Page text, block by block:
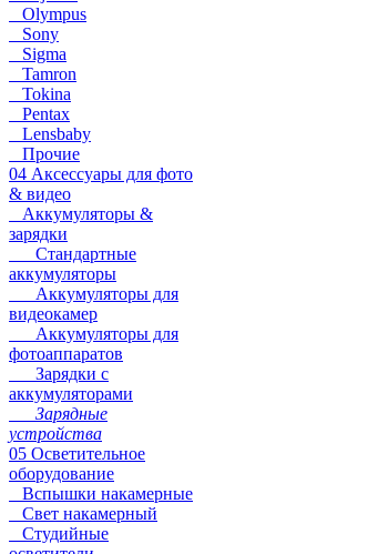
Olympus
Sony
Sigma
Tamron
Tokina
Pentax
Lensbaby
Прочие
04 Аксессуары для фото
& видео
Аккумуляторы &
зарядки
Стандартные
аккумуляторы
Аккумуляторы для
видеокамер
Аккумуляторы для
фотоаппаратов
Зарядки с
аккумуляторами
Зарядные
устройства
05 Осветительное
оборудование
Вспышки накамерные
Свет накамерный
Студийные